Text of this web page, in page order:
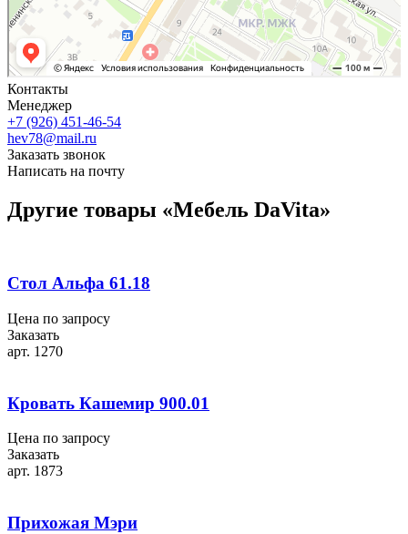
Контакты
Менеджер
+7 (926) 451-46-54
hev78@mail.ru
Заказать звонок
Написать на почту
Другие товары «Мебель DaVita»
Стол Альфа 61.18
Цена по запросу
Заказать
арт. 1270
Кровать Кашемир 900.01
Цена по запросу
Заказать
арт. 1873
Прихожая Мэри